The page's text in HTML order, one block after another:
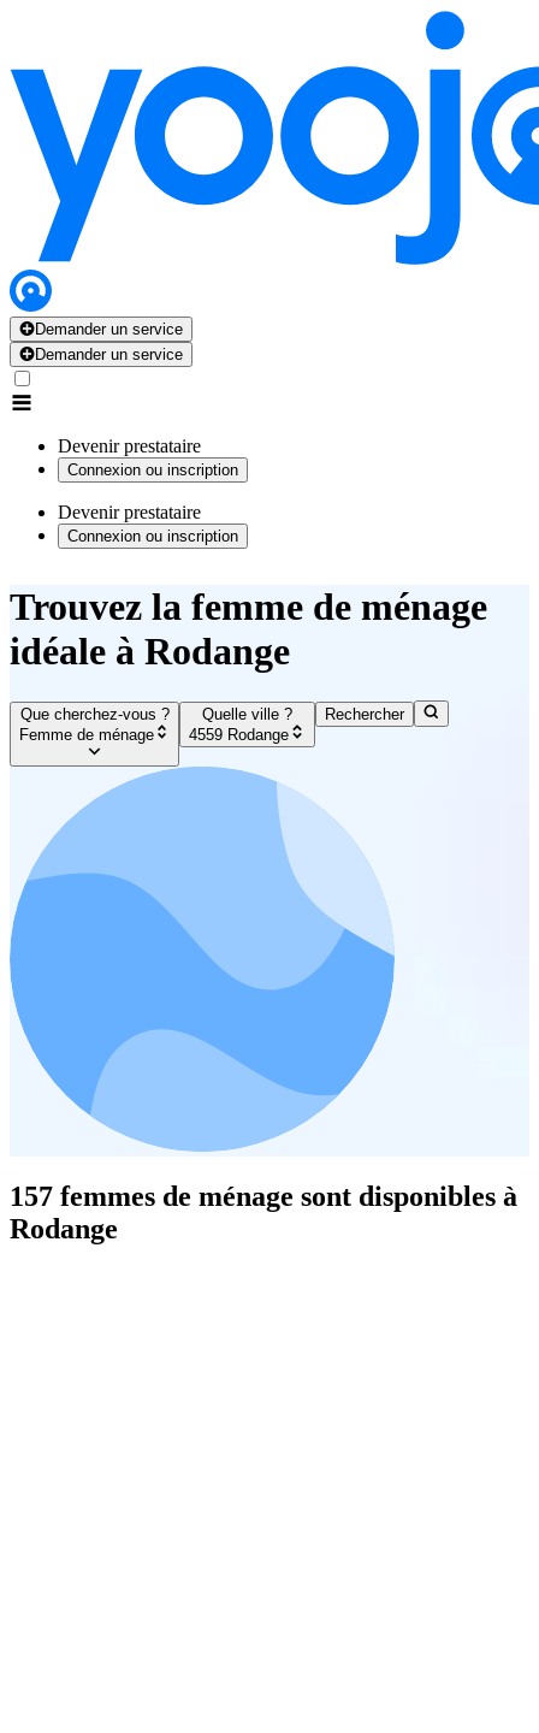
Demander un service
Demander un service
Devenir prestataire
Connexion ou inscription
Devenir prestataire
Connexion ou inscription
Trouvez la femme de ménage
idéale à Rodange
Que cherchez-vous ?
Femme de ménage
Quelle ville ?
4559 Rodange
Rechercher
157 femmes de ménage sont disponibles à
Rodange